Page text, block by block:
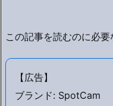
この記事を読むのに必要
【広告】
ブランド: SpotCam